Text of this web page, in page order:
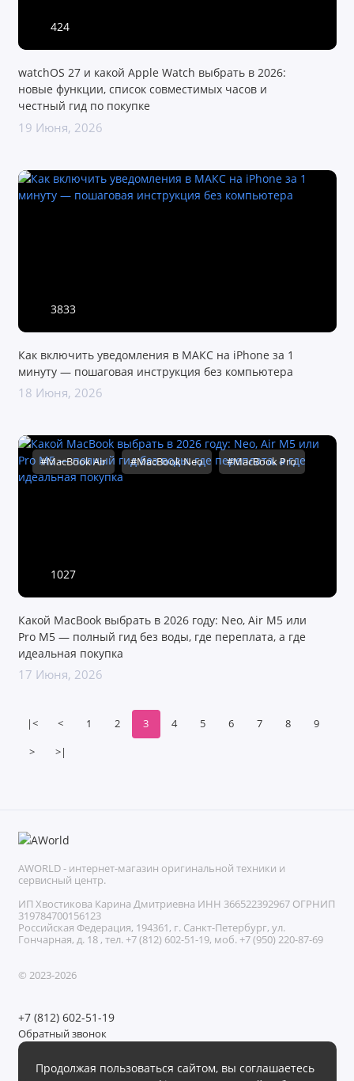
424
watchOS 27 и какой Apple Watch выбрать в 2026:
новые функции, список совместимых часов и
честный гид по покупке
19 Июня, 2026
3833
Как включить уведомления в МАКС на iPhone за 1
минуту — пошаговая инструкция без компьютера
18 Июня, 2026
#MacBook Air #MacBook Neo #MacBook Pro
1027
Какой MacBook выбрать в 2026 году: Neo, Air M5 или
Pro M5 — полный гид без воды, где переплата, а где
идеальная покупка
17 Июня, 2026
|< < 1 2 3 4 5 6 7 8 9
> >|
Продолжая пользоваться сайтом, вы соглашаетесь
AWORLD - интернет-магазин оригинальной техники и
сервисный центр.
ИП Хвостикова Карина Дмитриевна ИНН 366522392967 ОГРНИП
319784700156123
Российская Федерация, 194361, г. Санкт-Петербург, ул.
Гончарная, д. 18 , тел. +7 (812) 602-51-19, моб. +7 (950) 220-87-69
© 2023-2026
+7 (812) 602-51-19
Обратный звонок